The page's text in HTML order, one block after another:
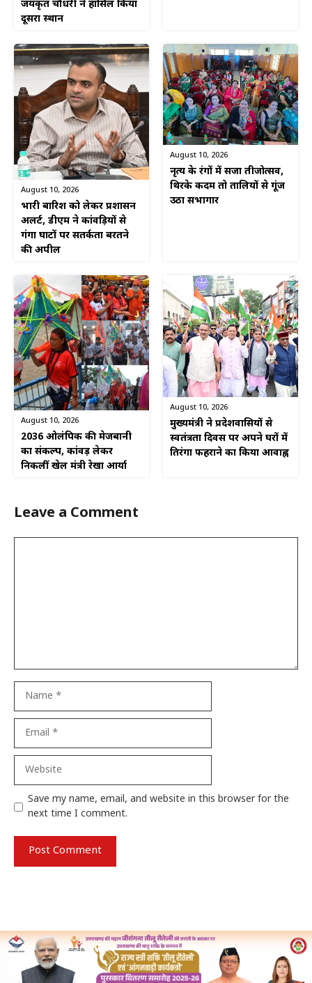
जयकृत चौधरी ने हासिल किया
दूसरा स्थान
August 10, 2026
भारी बारिश को लेकर प्रशासन
अलर्ट, डीएम ने कांवड़ियों से
गंगा घाटों पर सतर्कता बरतने
की अपील
August 10, 2026
नृत्य के रंगों में सजा तीजोत्सव,
थिरके कदम तो तालियों से गूंज
उठा सभागार
August 10, 2026
2036 ओलंपिक की मेजबानी
का संकल्प, कांवड़ लेकर
निकलीं खेल मंत्री रेखा आर्या
August 10, 2026
मुख्यमंत्री ने प्रदेशवासियों से
स्वतंत्रता दिवस पर अपने घरों में
तिरंगा फहराने का किया आवाह्न
Leave a Comment
Website
Save my name, email, and website in this browser for the
next time I comment.